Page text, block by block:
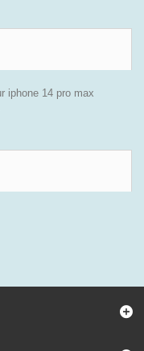
iphone 14 pro max